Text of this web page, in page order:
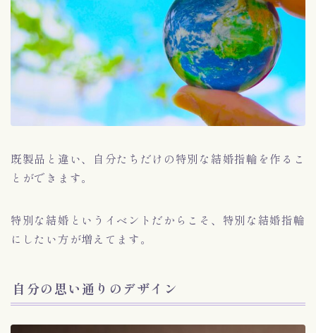
既製品と違い、自分たちだけの特別な結婚指輪を作るこ
とができます。
特別な結婚というイベントだからこそ、特別な結婚指輪
にしたい方が増えてます。
自分の思い通りのデザイン